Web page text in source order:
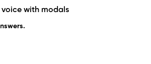
voice with modals